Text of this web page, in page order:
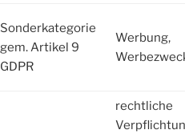
Sonderkategorie
gem. Artikel 9
GDPR
Werbung,
rechtliche